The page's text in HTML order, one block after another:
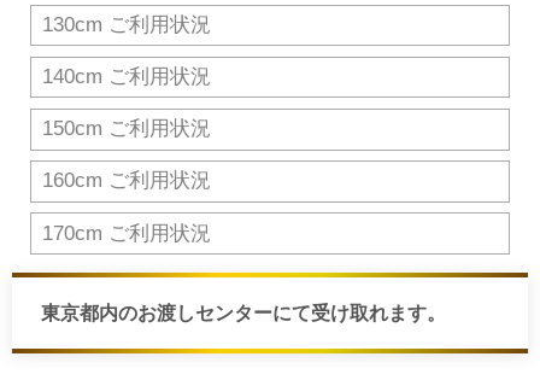
130cm ご利用状況
140cm ご利用状況
150cm ご利用状況
160cm ご利用状況
170cm ご利用状況
東京都内のお渡しセンターにて受け取れます。